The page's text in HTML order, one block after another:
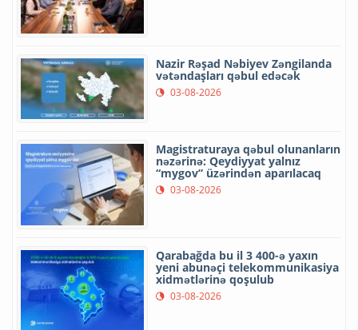
Nazir Rəşad Nəbiyev Zəngilanda
vətəndaşları qəbul edəcək
03-08-2026
Magistraturaya qəbul olunanların
nəzərinə: Qeydiyyat yalnız
“mygov” üzərindən aparılacaq
03-08-2026
Qarabağda bu il 3 400-ə yaxın
yeni abunəçi telekommunikasiya
xidmətlərinə qoşulub
03-08-2026